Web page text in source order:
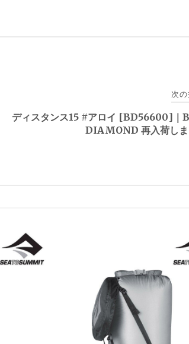
次
ディスタンス15 #アロイ [BD56600]｜
DIAMOND 再入荷しま